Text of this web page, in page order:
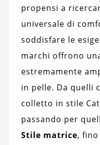
propensi a
universale di
soddisfare le
marchi offrono
estremamente
in pelle. Da quelli
colletto in stile
passando per
Stile matrice, fino